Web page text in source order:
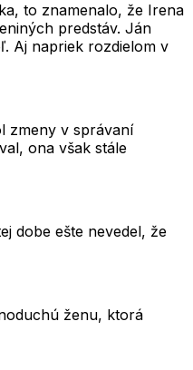
to znamenalo, že Irena
predstáv. Ján
Aj napriek rozdielom v
zmeny v správaní
ona však stále
dobe ešte nevedel, že
ženu, ktorá